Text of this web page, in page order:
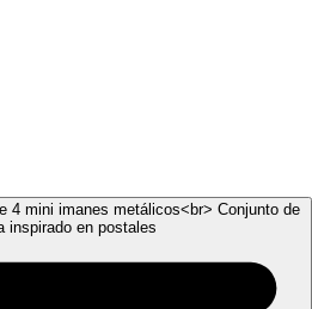
4 mini imanes metálicos<br> Conjunto de
inspirado en postales